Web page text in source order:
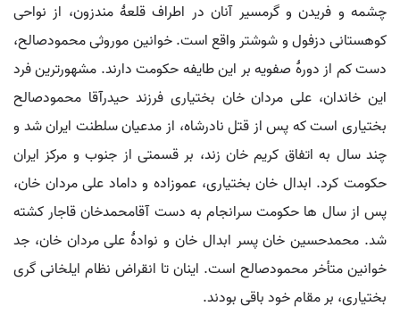
چشمه و فریدن و گرمسیر آنان در اطراف قلعۀ مندزون، از نواحی
کوهستانی دزفول و شوشتر واقع است. خوانین موروثی محمودصالح،
دست کم از دورۀ صفویه بر این طایفه حکومت دارند. مشهورترین فرد
این خاندان، علی مردان خان بختیاری فرزند حیدرآقا محمودصالح
بختیاری است که پس از قتل نادرشاه، از مدعیان سلطنت ایران شد و
چند سال به اتفاق کریم خان زند، بر قسمتی از جنوب و مرکز ایران
حکومت کرد. ابدال خان بختیاری، عموزاده و داماد علی مردان خان،
پس از سال ها حکومت سرانجام به دست آقامحمدخان قاجار کشته
شد. محمدحسین خان پسر ابدال خان و نوادۀ علی مردان خان، جد
خوانین متأخر محمودصالح است. اینان تا انقراض نظام ایلخانی گری
بختیاری، بر مقام خود باقی بودند.